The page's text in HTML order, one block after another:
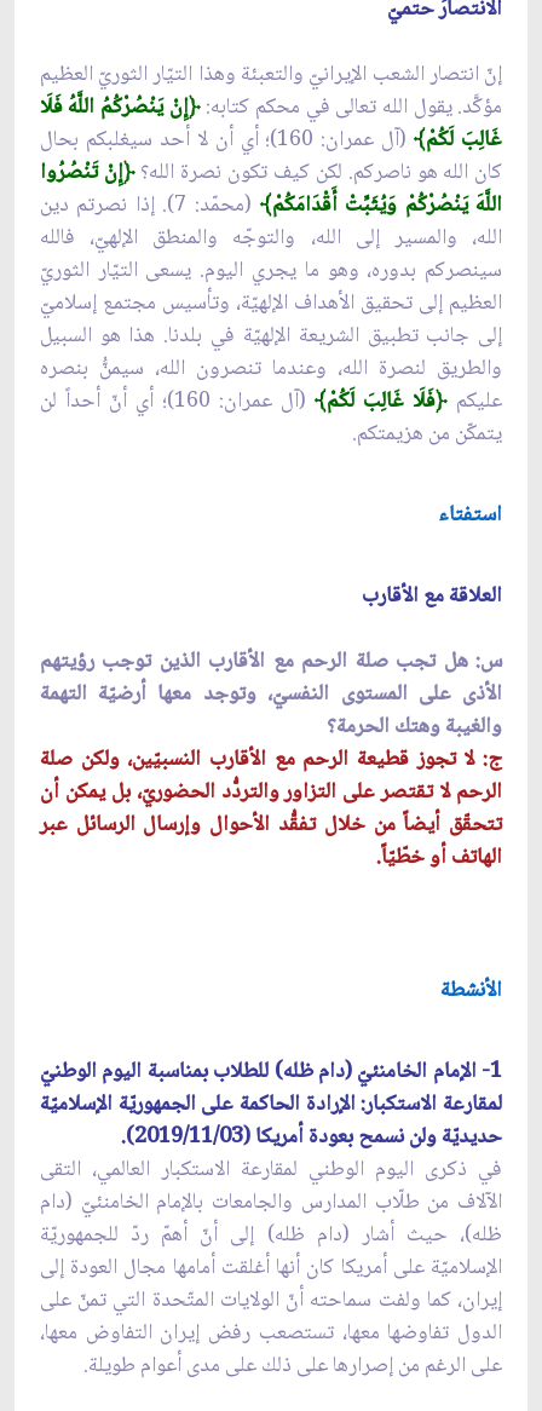
الانتصارُ حتميّ
إنّ انتصار الشعب الإيرانيّ والتعبئة وهذا التيّار الثوريّ العظيم
مؤكَّد. يقول الله تعالى في محكم كتابه:﴿إِنْ يَنْصُرْكُمُ اللَّهُ فَلَا
غَالِبَ لَكُمْ﴾
(آل عمران: 160)؛ أي أن لا أحد سيغلبكم بحال
كان الله هو ناصركم. لكن كيف تكون نصرة الله؟﴿إِنْ تَنْصُرُوا
اللَّهَ يَنْصُرْكُمْ وَيُثَبِّتْ أَقْدَامَكُمْ﴾
(محمّد: 7). إذا نصرتم دين
الله، والمسير إلى الله، والتوجّه والمنطق الإلهيّ، فالله
سينصركم بدوره، وهو ما يجري اليوم. يسعى التيّار الثوريّ
العظيم إلى تحقيق الأهداف الإلهيّة، وتأسيس مجتمع إسلاميّ
إلى جانب تطبيق الشريعة الإلهيّة في بلدنا. هذا هو السبيل
والطريق لنصرة الله، وعندما تنصرون الله، سيمنُّ بنصره
عليكم ﴿فَلَا غَالِبَ لَكُمْ﴾
(آل عمران: 160)؛ أي أنّ أحداً لن
يتمكّن من هزيمتكم.
استفتاء
العلاقة مع الأقارب
س: هل تجب صلة الرحم مع الأقارب الذين توجب رؤيتهم
الأذى على المستوى النفسيّ، وتوجد معها أرضيّة التهمة
والغيبة وهتك الحرمة؟
ج:لا تجوز قطيعة الرحم مع الأقارب النسبيّين، ولكن صلة
الرحم لا تقتصر على التزاور والتردُّد الحضوريّ، بل يمكن أن
تتحقّق أيضاً من خلال تفقُّد الأحوال وإرسال الرسائل عبر
الهاتف أو خطّيّاً.
الأنشطة
1- الإمام الخامنئيّ (دام ظله) للطلاب بمناسبة اليوم الوطنيّ
لمقارعة الاستكبار: الإرادة الحاكمة على الجمهوريّة الإسلاميّة
حديديّة ولن نسمح بعودة أمريكا (2019/11/03).
في ذكرى اليوم الوطني لمقارعة الاستكبار العالمي، التقى
الآلاف من طلّاب المدارس والجامعات بالإمام الخامنئيّ (دام
ظله)، حيث أشار (دام ظله) إلى أنّ أهمّ ردّ للجمهوريّة
الإسلاميّة على أمريكا كان أنها أغلقت أمامها مجال العودة إلى
إيران، كما ولفت سماحته أنّ الولايات المتّحدة التي تمنّ على
الدول تفاوضها معها، تستصعب رفض إيران التفاوض معها،
على الرغم من إصرارها على ذلك على مدى أعوام طويلة.